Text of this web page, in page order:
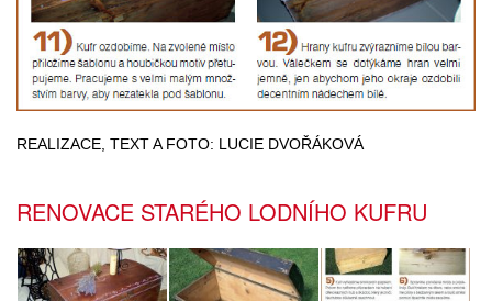
REALIZACE, TEXT A FOTO: LUCIE DVOŘÁKOVÁ
RENOVACE STARÉHO LODNÍHO KUFRU